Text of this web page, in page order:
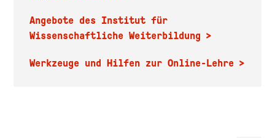
Angebote des Institut für
Wissenschaftliche Weiterbildung
Werkzeuge und Hilfen zur Online-Lehre